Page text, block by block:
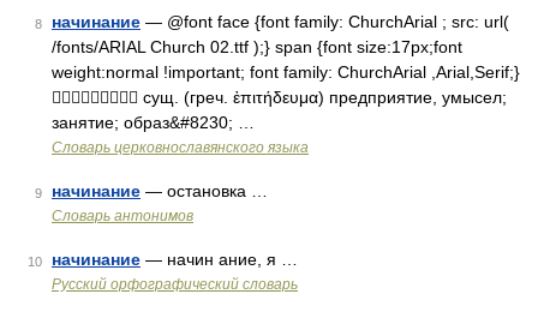
8 начинание — @font face {font family: ChurchArial ; src: url(
/fonts/ARIAL Church 02.ttf );} span {font size:17px;font
weight:normal !important; font family: ChurchArial ,Arial,Serif;}
 сущ. (греч. ἐπιτήδευμα) предприятие, умысел;
занятие; образ&#8230; …
Словарь церковнославянского языка
9 начинание — остановка …
Словарь антонимов
10 начинание — начин ание, я …
Русский орфографический словарь